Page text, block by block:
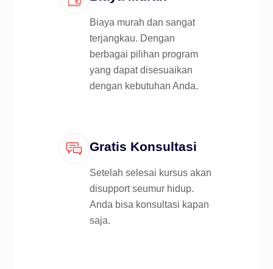
Biaya murah dan sangat
terjangkau. Dengan
berbagai pilihan program
yang dapat disesuaikan
dengan kebutuhan Anda.
Gratis Konsultasi
Setelah selesai kursus akan
disupport seumur hidup.
Anda bisa konsultasi kapan
saja.